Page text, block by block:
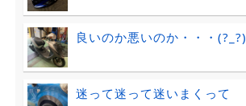
良いのか悪いのか・・・(?_?)
迷って迷って迷いまくって